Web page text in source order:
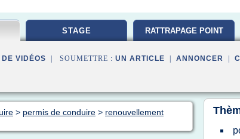
STAGE RATTRAPAGE POINT
VIDÉOS | SOUMETTRE : UN ARTICLE ANNONCER
> permis de conduire > renouvellement